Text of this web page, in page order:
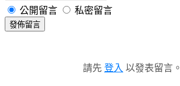
公開留言 私密留言
發佈留言
請先 登入 以發表留言。